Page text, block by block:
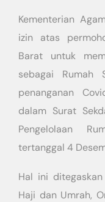
Kementerian
izin atas
Barat untuk
sebagai Rumah
penanganan
dalam Surat
Pengelolaan
tertanggal 4
Hal ini
Haji dan Umrah,